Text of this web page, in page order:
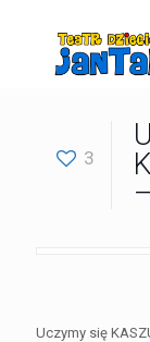
3
Uczymy się